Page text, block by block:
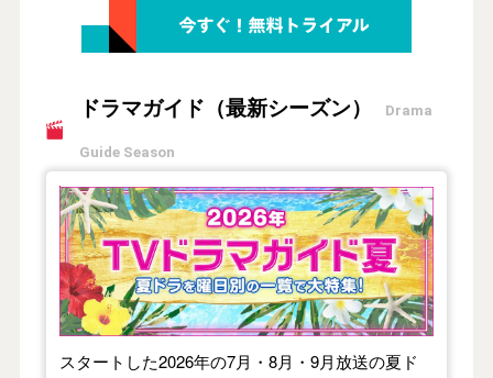
ドラマガイド（最新シーズン） Drama
Guide Season
【2026年夏】TVドラマガイド
スタートした2026年の7月・8月・9月放送の夏ド